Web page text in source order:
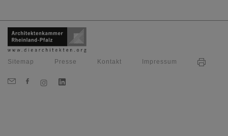
Sitemap Presse Kontakt Impressum